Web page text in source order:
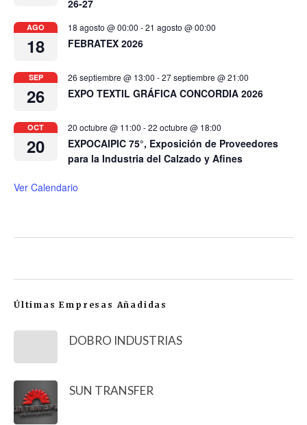
26-27
AGO
18
18 agosto @ 00:00 -21 agosto @ 00:00
FEBRATEX 2026
SEP
26
26 septiembre @ 13:00 -27 septiembre @ 21:00
EXPO TEXTIL GRÁFICA CONCORDIA 2026
OCT
20
20 octubre @ 11:00 -22 octubre @ 18:00
EXPOCAIPIC 75°, Exposición de Proveedores
para la Industria del Calzado y Afines
Ver Calendario
Últimas Empresas Añadidas
DOBRO INDUSTRIAS
SUN TRANSFER